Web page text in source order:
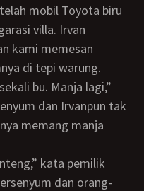
villa. Irvan
kami memesan
di tepi warung.
dan Irvanpun tak
memang manja
dan orang-